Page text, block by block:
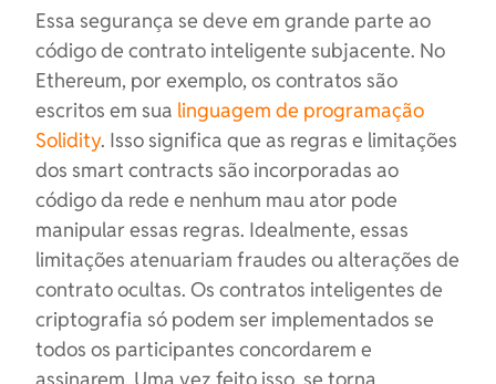
Essa segurança se deve em grande parte ao
código de contrato inteligente subjacente. No
Ethereum, por exemplo, os contratos são
escritos em sua linguagem de programação
Solidity. Isso significa que as regras e limitações
dos smart contracts são incorporadas ao
código da rede e nenhum mau ator pode
manipular essas regras. Idealmente, essas
limitações atenuariam fraudes ou alterações de
contrato ocultas. Os contratos inteligentes de
criptografia só podem ser implementados se
todos os participantes concordarem e